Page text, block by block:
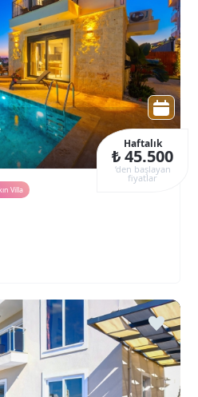
Haftalık
₺ 45.500
‘den başlayan
fiyatlar
Villa